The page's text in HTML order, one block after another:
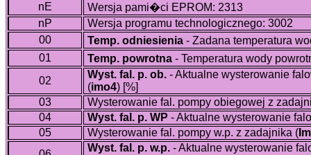
nE
Wersja pami�ci EPROM: 2313
nP
Wersja programu technologicznego: 3002
00
Temp. odniesienia- Zadana temperatura
01
Temp. powrotna- Temperatura wody
02
Wyst. fal. p. ob.- Aktualne wysterowanie
(imo4)[%]
03
Wysterowanie fal. pompy obiegowej z
04
Wyst. fal. p. WP - Aktualne wysterowanie
05
Wysterowanie fal. pompy w.p. z zadajnika (
Wyst. fal. p. w.p.- Aktualne wysterowanie